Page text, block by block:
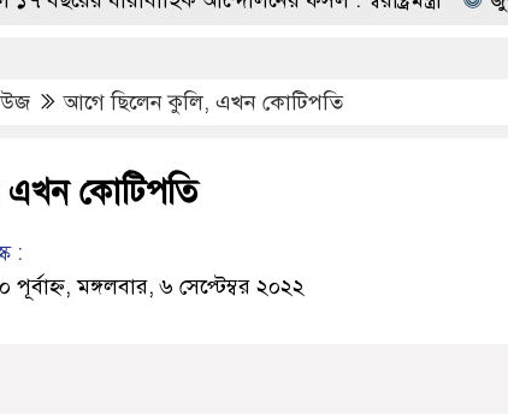
আগে ছিলেন কুলি, এখন কোটিপতি
কোটিপতি
:
মঙ্গলবার, ৬ সেপ্টেম্বর ২০২২